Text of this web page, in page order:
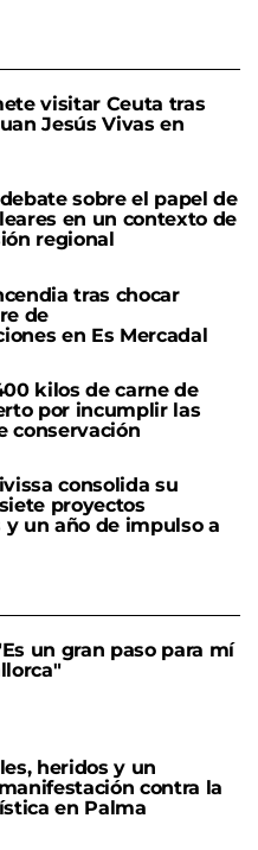
visitar Ceuta tras
Jesús Vivas en
sobre el papel de
en un contexto de
regional
tras chocar
de
en Es Mercadal
kilos de carne de
por incumplir las
conservación
consolida su
proyectos
un año de impulso a
un gran paso para mí
heridos y un
contra la
en Palma